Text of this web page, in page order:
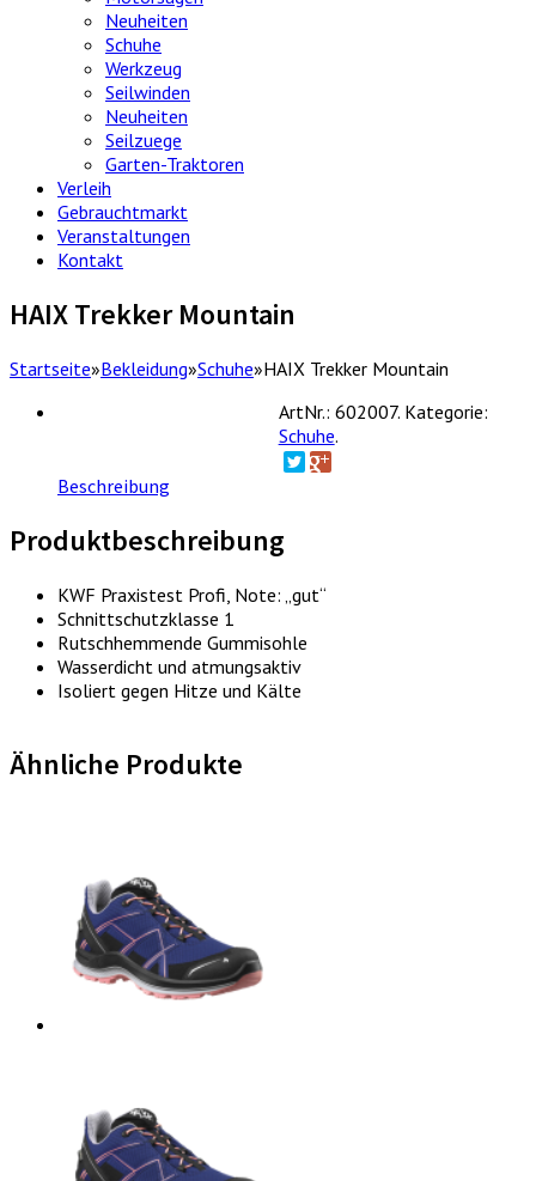
Neuheiten
Schuhe
Werkzeug
Seilwinden
Neuheiten
Seilzuege
Garten-Traktoren
Verleih
Gebrauchtmarkt
Veranstaltungen
Kontakt
HAIX Trekker Mountain
Startseite»Bekleidung»Schuhe»HAIX Trekker Mountain
ArtNr.: 602007. Kategorie:
Schuhe.
Beschreibung
Produktbeschreibung
KWF Praxistest Profi, Note: „gut“
Schnittschutzklasse 1
Rutschhemmende Gummisohle
Wasserdicht und atmungsaktiv
Isoliert gegen Hitze und Kälte
Ähnliche Produkte